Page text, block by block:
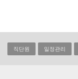
직단원 일정관리